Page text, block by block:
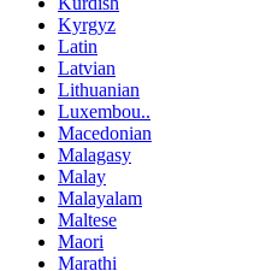
Kyrgyz
Latin
Latvian
Lithuanian
Luxembou..
Macedonian
Malagasy
Malay
Malayalam
Maltese
Maori
Marathi